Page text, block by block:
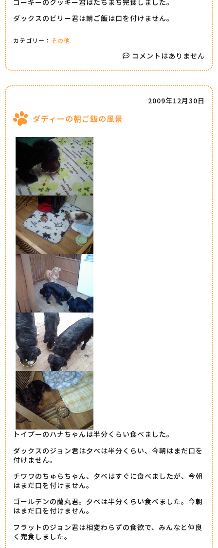
ダックスのビリー君は朝ご飯は口を付けません。
カテゴリー： その他
コメントはありません
ダディーの朝ご飯の風景
2009年12月30日
トイプーのハナちゃんは半分くらい食べました。
ダックスのジョン君は夕べは半分くらい、今朝はまだ口を
付けません。
チワワのちゅらちゃん、夕べはすぐに食べましたが、今朝
はまだ口を付けません。
ゴールデンの蘭丸君。夕べは半分くらい食べました。今朝
はまだ口を付けません。
フラットのジョン君は相変わらずの食欲で、みんなと仲良
く完食しました。